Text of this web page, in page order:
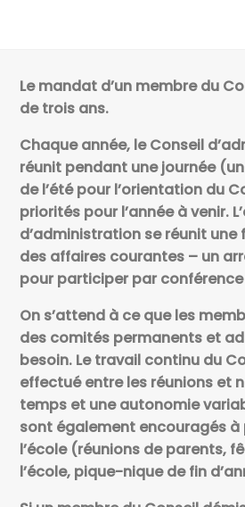
Le mandat d’un membre du
de trois ans.
Chaque année, le Conseil
réunit pendant une journée
de l’été pour l’orientation du
priorités pour l’année à venir.
d’administration se réunit
des affaires courantes – un
pour participer par
On s’attend à ce que les
des comités permanents et
besoin. Le travail continu du
effectué entre les réunions et
temps et une autonomie
sont également encouragés
l’école (réunions de parents,
l’école, pique-nique de fin